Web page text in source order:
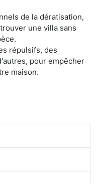
de la dératisation,
une villa sans
répulsifs, des
pour empêcher
maison.